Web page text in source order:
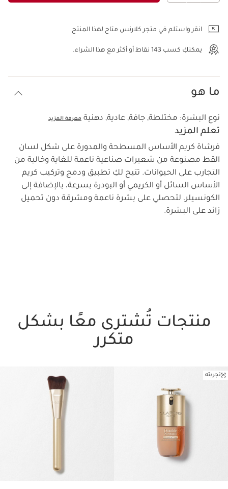
انقر واستلم في متجر كلارنس متاح لهذا المنتج
يمكنكِ كسب 143 نقاط أو أكثر مع هذا الشراء.
ما هو
نوع البشرة: مختلطة, جافة, عادية, دهنية معرفة المزيد
تعلم المزيد
فرشاة كريم الأساس المسطحة والمدورة على شكل لسان
القط مصنوعة من شعيرات صناعية ناعمة للغاية وخالية من
التجارب على الحيوانات. تتيح لكِ تطبيق ودمج وتركيب كريم
الأساس السائل أو الكريمي أو البودرة بسرعة، بالإضافة إلى
الكونسيلر، لتحصلي على بشرة ناعمة ومشرقة دون تحميل
زائد على البشرة.
منتجات تُشترى معًا بشكل
متكرر
تخط إلى المحتوى
تجربته